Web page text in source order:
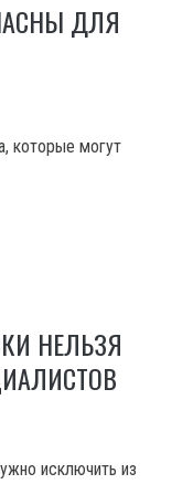
ДЛЯ
которые могут
НЕЛЬЗЯ
исключить из